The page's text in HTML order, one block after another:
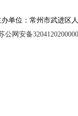
办单位：常州市武进
公网安备